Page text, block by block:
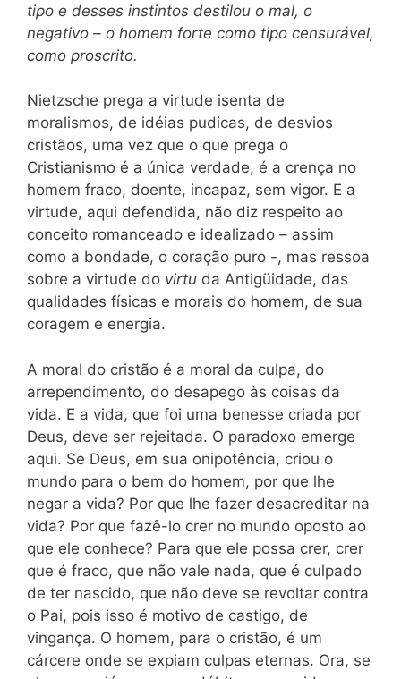
tipo e desses instintos destilou o mal, o
negativo – o homem forte como tipo censurável,
como proscrito.
Nietzsche prega a virtude isenta de
moralismos, de idéias pudicas, de desvios
cristãos, uma vez que o que prega o
Cristianismo é a única verdade, é a crença no
homem fraco, doente, incapaz, sem vigor. E a
virtude, aqui defendida, não diz respeito ao
conceito romanceado e idealizado – assim
como a bondade, o coração puro -, mas ressoa
sobre a virtude do virtu da Antigüidade, das
qualidades físicas e morais do homem, de sua
coragem e energia.
A moral do cristão é a moral da culpa, do
arrependimento, do desapego às coisas da
vida. E a vida, que foi uma benesse criada por
Deus, deve ser rejeitada. O paradoxo emerge
aqui. Se Deus, em sua onipotência, criou o
mundo para o bem do homem, por que lhe
negar a vida? Por que lhe fazer desacreditar na
vida? Por que fazê-lo crer no mundo oposto ao
que ele conhece? Para que ele possa crer, crer
que é fraco, que não vale nada, que é culpado
de ter nascido, que não deve se revoltar contra
o Pai, pois isso é motivo de castigo, de
vingança. O homem, para o cristão, é um
cárcere onde se expiam culpas eternas. Ora, se